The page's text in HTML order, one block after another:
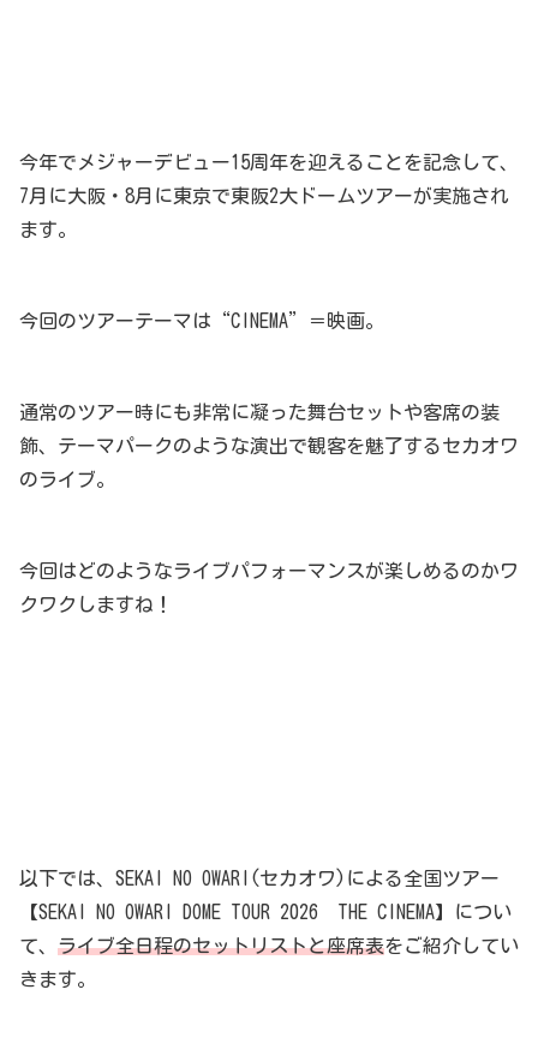
今年でメジャーデビュー15周年を迎えることを記念して、
7月に大阪・8月に東京で東阪2大ドームツアーが実施され
ます。
今回のツアーテーマは“CINEMA”＝映画。
通常のツアー時にも非常に凝った舞台セットや客席の装
飾、テーマパークのような演出で観客を魅了するセカオワ
のライブ。
今回はどのようなライブパフォーマンスが楽しめるのかワ
クワクしますね！
以下では、SEKAI NO OWARI(セカオワ)による全国ツアー
【SEKAI NO OWARI DOME TOUR 2026 THE CINEMA】につい
て、 ライブ全日程のセットリストと座席表をご紹介してい
きます。